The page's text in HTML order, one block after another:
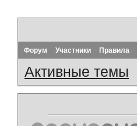
Форум Участники Правила
Активные темы